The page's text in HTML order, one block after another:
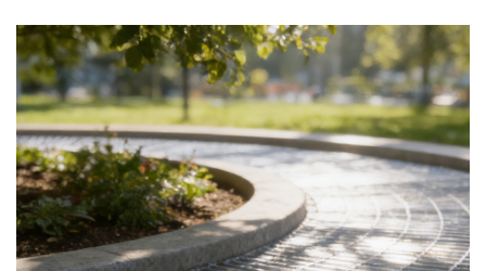
болат торы әр жерде. Зауыттардағы жүру жолдары мен
су ағызу жүйелерінен теңіз аралық платформалары
мен электр станцияларына дейін ол бүкіл әлемдегі
құрылыс алаңдарында еден мен қатынас
шешімдерінің ең кең тараған түрлерінің біріне
айналды.